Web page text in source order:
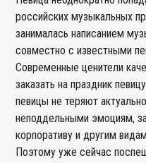
российских музыкальных
занималась написанием
совместно с известными
Современные ценители
заказать на праздник
певицы не теряют
неподдельными эмоциям,
корпоративу и другим
Поэтому уже сейчас